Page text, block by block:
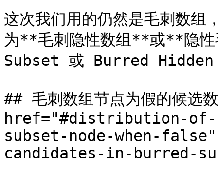
这次我们用的仍然是毛刺数组
为**毛刺隐性数组**或**隐
Subset 或 Burred Hidden
## 毛刺数组节点为假的候选
href="#distribution-of-
subset-node-when-
candidates-in-burred-